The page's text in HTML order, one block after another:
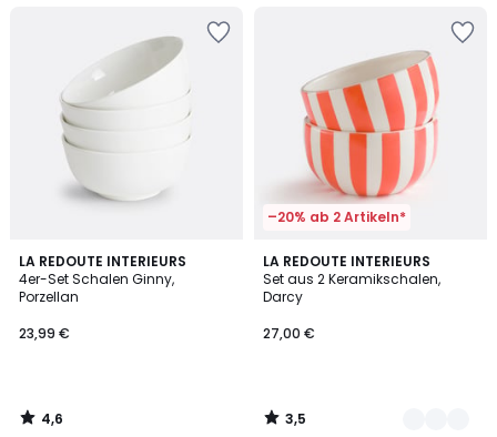
LA REDOUTE INTERIEURS
4er-Set Schalen Ginny,
Porzellan
23,99 €
4,6
/ 5
4,6
/
–20% ab 2 Artikeln*
LA REDOUTE INTERIEURS
Set aus 2 Keramikschalen,
Darcy
27,00 €
3,5
/ 5
2
Farben
3,5
/